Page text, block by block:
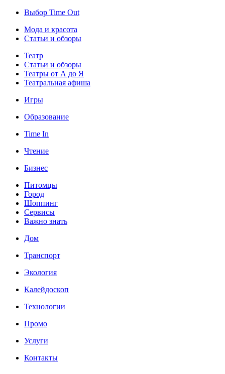
Выбор Time Out
Мода и красота
Статьи и обзоры
Театр
Статьи и обзоры
Театры от А до Я
Театральная афиша
Игры
Образование
Time In
Чтение
Бизнес
Питомцы
Город
Шоппинг
Сервисы
Важно знать
Дом
Транспорт
Экология
Калейдоскоп
Технологии
Промо
Услуги
Контакты